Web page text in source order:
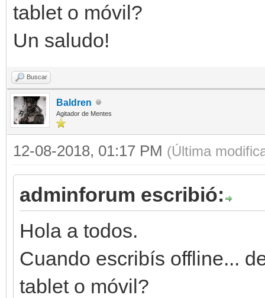
tablet o móvil?
Un saludo!
Buscar
Baldren
Agitador de Mentes
12-08-2018, 01:17 PM (Última
adminforum escribió:
Hola a todos.
Cuando escribís offline...
tablet o móvil?